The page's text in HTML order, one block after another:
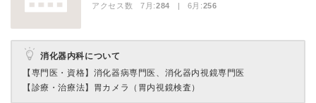
アクセス数 7月:284 | 6月:256
消化器内科について
【専門医・資格】 消化器病専門医、消化器内視鏡専門医
【診療・治療法】 胃カメラ（胃内視鏡検査）